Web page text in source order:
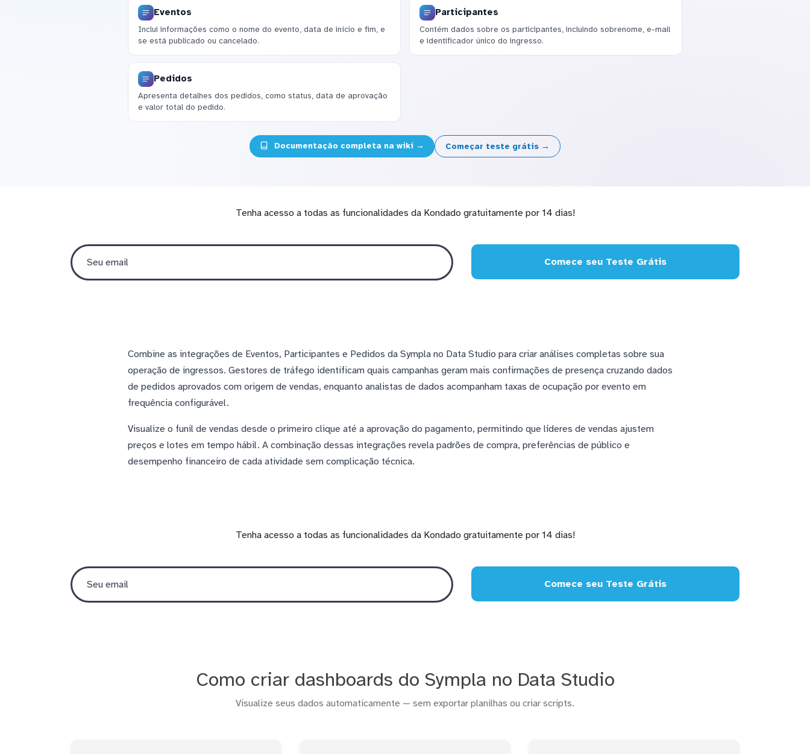
Eventos
Inclui informações como o nome do evento, data de início e fim, e
se está publicado ou cancelado.
Participantes
Contém dados sobre os participantes, incluindo sobrenome, e-mail
e identificador único do ingresso.
Pedidos
Apresenta detalhes dos pedidos, como status, data de aprovação
e valor total do pedido.
Documentação completa na wiki → Começar teste grátis →
Tenha acesso a todas as funcionalidades da Kondado gratuitamente por 14 dias!
Comece seu Teste Grátis
Combine as integrações de Eventos, Participantes e Pedidos da Sympla no Data Studio para criar análises completas sobre sua
operação de ingressos. Gestores de tráfego identificam quais campanhas geram mais confirmações de presença cruzando dados
de pedidos aprovados com origem de vendas, enquanto analistas de dados acompanham taxas de ocupação por evento em
frequência configurável.
Visualize o funil de vendas desde o primeiro clique até a aprovação do pagamento, permitindo que líderes de vendas ajustem
preços e lotes em tempo hábil. A combinação dessas integrações revela padrões de compra, preferências de público e
desempenho financeiro de cada atividade sem complicação técnica.
Tenha acesso a todas as funcionalidades da Kondado gratuitamente por 14 dias!
Comece seu Teste Grátis
Como criar dashboards do Sympla no Data Studio
Visualize seus dados automaticamente — sem exportar planilhas ou criar scripts.